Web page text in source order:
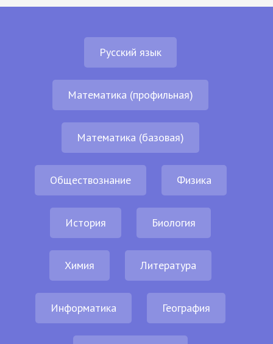
Русский язык
Математика (профильная)
Математика (базовая)
Обществознание Физика
История Биология
Химия Литература
Информатика География